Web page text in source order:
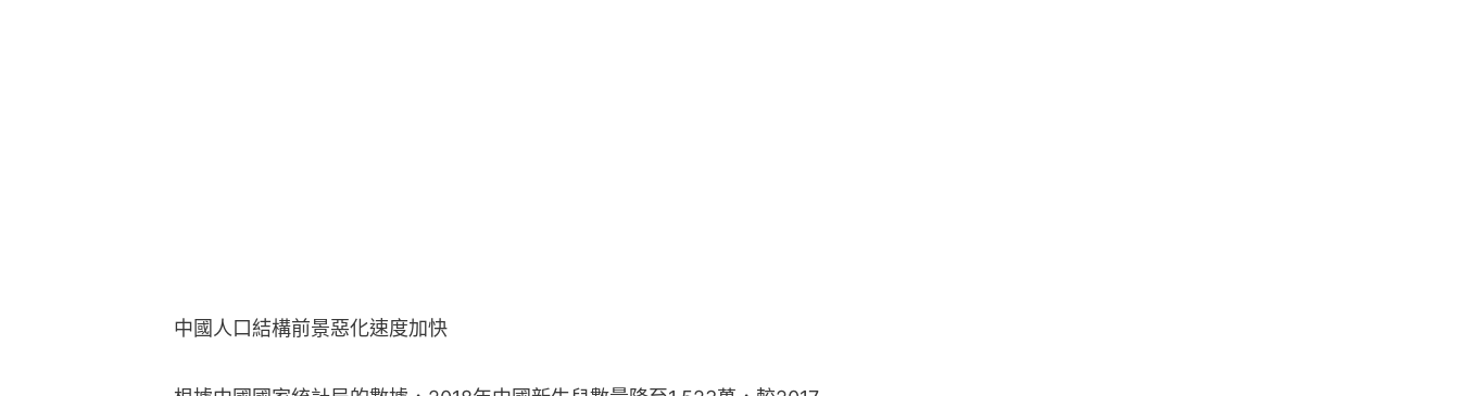
中國人口結構前景惡化速度加快